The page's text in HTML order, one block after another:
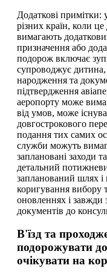
Додаткові примітки:
різних країн, коли це
вимагають
призначення або
подорож включає
супроводжує дитина,
народження та
підтвердження
аеропорту може
від умов, може
довгострокового
подання тих самих
служби можуть
заплановані заходи
детальний
запланований шлях і
коригування вибору
оновленнях і завжди
документів до
В'їзд та
подорожувати до
очікувати на